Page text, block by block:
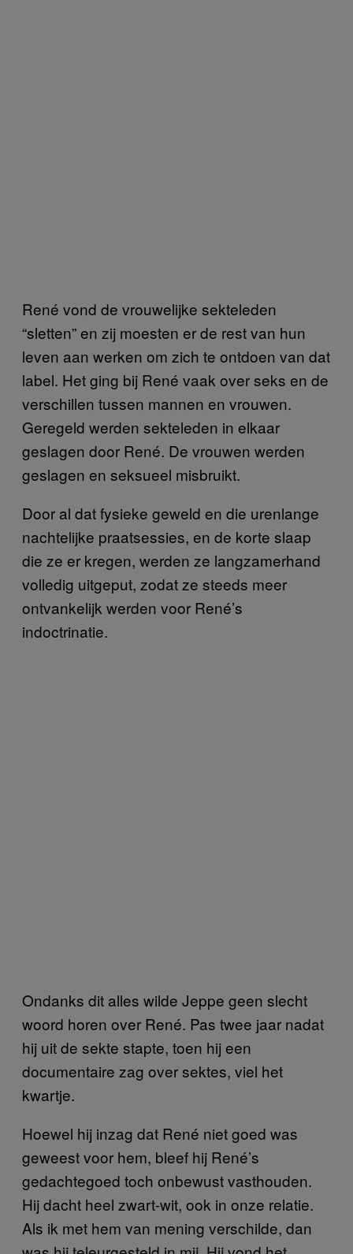
René vond de vrouwelijke sekteleden
“sletten” en zij moesten er de rest van hun
leven aan werken om zich te ontdoen van dat
label. Het ging bij René vaak over seks en de
verschillen tussen mannen en vrouwen.
Geregeld werden sekteleden in elkaar
geslagen door René. De vrouwen werden
geslagen en seksueel misbruikt.
Door al dat fysieke geweld en die urenlange
nachtelijke praatsessies, en de korte slaap
die ze er kregen, werden ze langzamerhand
volledig uitgeput, zodat ze steeds meer
ontvankelijk werden voor René’s
indoctrinatie.
Ondanks dit alles wilde Jeppe geen slecht
woord horen over René. Pas twee jaar nadat
hij uit de sekte stapte, toen hij een
documentaire zag over sektes, viel het
kwartje.
Hoewel hij inzag dat René niet goed was
geweest voor hem, bleef hij René’s
gedachtegoed toch onbewust vasthouden.
Hij dacht heel zwart-wit, ook in onze relatie.
Als ik met hem van mening verschilde, dan